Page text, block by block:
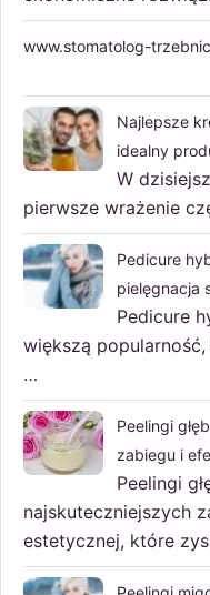
www.stomatolog-
Najlepsze
idealny
W
pierwsze wrażenie
Pedicure
pielęgnacja
Pedicure
większą
…
Peelingi
zabiegu i
Peelingi
najskuteczniejszych
estetycznej, które